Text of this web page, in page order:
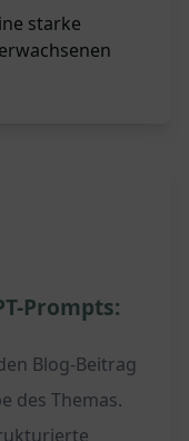
starke
Prompts:
Blog-Beitrag
des Themas.